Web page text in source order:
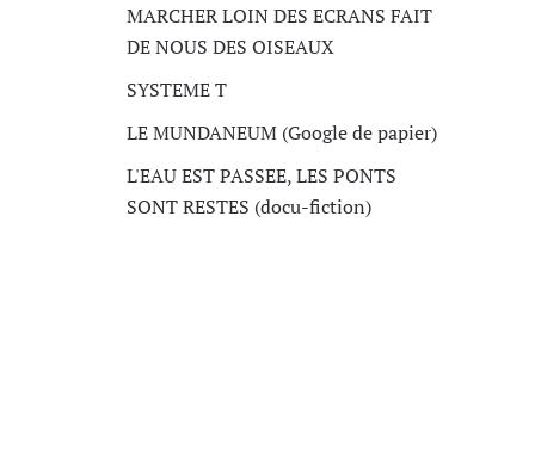
MARCHER LOIN DES ECRANS FAIT
DE NOUS DES OISEAUX
SYSTEME T
LE MUNDANEUM (Google de papier)
L'EAU EST PASSEE, LES PONTS
SONT RESTES (docu-fiction)